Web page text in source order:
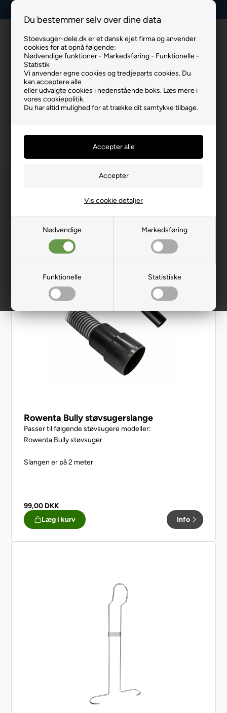
Du bestemmer selv over dine data
Stoevsuger-dele.dk er et dansk ejet firma og anvender
cookies for at opnå følgende:
Nødvendige funktioner - Markedsføring - Funktionelle -
Statistik
Vi anvender egne cookies og tredjeparts cookies. Du
kan acceptere alle
eller udvalgte cookies i nedenstående boks. Læs mere i
vores cookiepolitik.
Du har altid mulighed for at trække dit samtykke tilbage.
Nødvendige Markedsføring
Funktionelle Statistiske
Vis cookie detaljer
InfoKurv
ROWENTA
ROWENTA
Rowenta Bully støvsugerslange
Passer til følgende støvsugere modeller:
Rowenta Bully støvsuger
Slangen er på 2 meter
99,00 DKK
Læg i kurv
Info